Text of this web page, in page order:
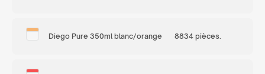
Diego Pure 350ml blanc/orange 8834 pièces.